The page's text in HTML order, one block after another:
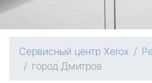
Сервисный центр Xerox
город Дмитров